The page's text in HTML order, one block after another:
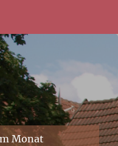
Monat